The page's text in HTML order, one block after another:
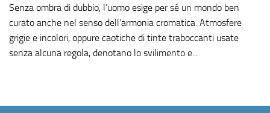
Senza ombra di dubbio, l’uomo esige per sé un mondo ben
curato anche nel senso dell’armonia cromatica. Atmosfere
grigie e incolori, oppure caotiche di tinte traboccanti usate
senza alcuna regola, denotano lo svilimento e...